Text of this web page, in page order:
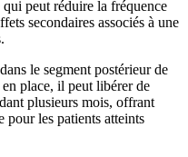
peut réduire la fréquence
secondaires associés à une
le segment postérieur de
place, il peut libérer de
plusieurs mois, offrant
pour les patients atteints